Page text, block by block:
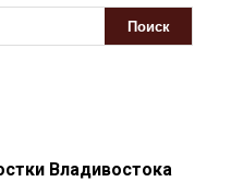
Владивостока